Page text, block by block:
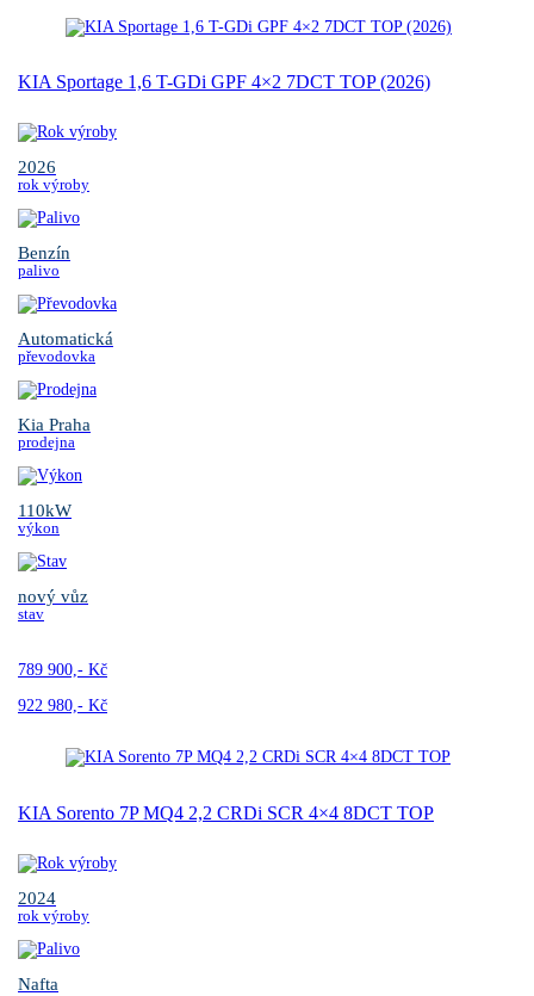
KIA Sportage 1,6 T-GDi GPF 4×2 7DCT TOP (2026)
2026
rok výroby
Benzín
palivo
Automatická
převodovka
Kia Praha
prodejna
110kW
výkon
nový vůz
stav
789 900,- Kč
922 980,- Kč
KIA Sorento 7P MQ4 2,2 CRDi SCR 4×4 8DCT TOP
2024
rok výroby
Nafta